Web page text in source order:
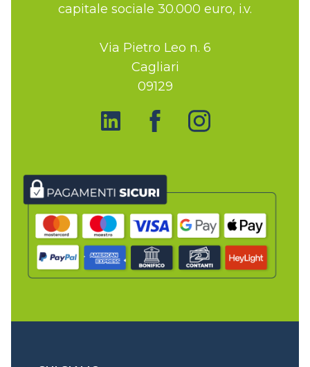
capitale sociale 30.000 euro, i.v.
Via Pietro Leo n. 6
Cagliari
09129